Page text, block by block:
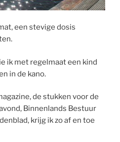
een stevige dosis
ik met regelmaat een kind
in de kano.
de stukken voor de
Binnenlands Bestuur
krijg ik zo af en toe